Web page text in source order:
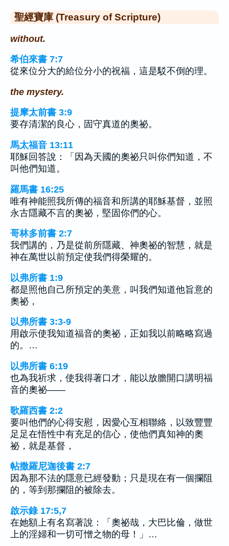
聖經寶庫 (Treasury of Scripture)
without.
希伯來書 7:7
從來位分大的給位分小的祝福，這是駁不倒的理。
the mystery.
提摩太前書 3:9
要存清潔的良心，固守真道的奧祕。
馬太福音 13:11
耶穌回答說：「因為天國的奧祕只叫你們知道，不
叫他們知道。
羅馬書 16:25
唯有神能照我所傳的福音和所講的耶穌基督，並照
永古隱藏不言的奧祕，堅固你們的心。
哥林多前書 2:7
我們講的，乃是從前所隱藏、神奧祕的智慧，就是
神在萬世以前預定使我們得榮耀的。
以弗所書 1:9
都是照他自己所預定的美意，叫我們知道他旨意的
奧祕，
以弗所書 3:3-9
用啟示使我知道福音的奧祕，正如我以前略略寫過
的。…
以弗所書 6:19
也為我祈求，使我得著口才，能以放膽開口講明福
音的奧祕——
歌羅西書 2:2
要叫他們的心得安慰，因愛心互相聯絡，以致豐豐
足足在悟性中有充足的信心，使他們真知神的奧
祕，就是基督，
帖撒羅尼迦後書 2:7
因為那不法的隱意已經發動；只是現在有一個攔阻
的，等到那攔阻的被除去。
啟示錄 17:5,7
在她額上有名寫著說：「奧祕哉，大巴比倫，做世
上的淫婦和一切可憎之物的母！」…